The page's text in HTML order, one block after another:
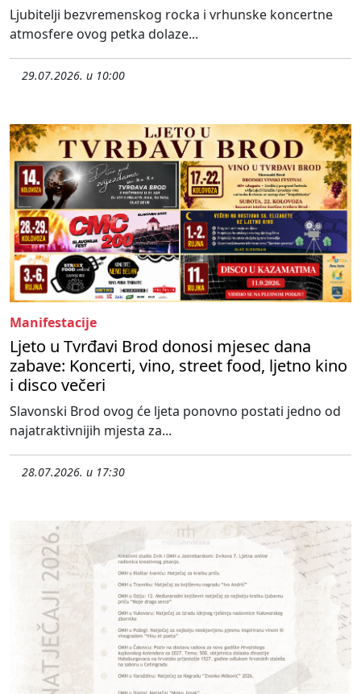
Ljubitelji bezvremenskog rocka i vrhunske koncertne
atmosfere ovog petka dolaze...
29.07.2026. u 10:00
Manifestacije
Ljeto u Tvrđavi Brod donosi mjesec dana
zabave: Koncerti, vino, street food, ljetno kino
i disco večeri
Slavonski Brod ovog će ljeta ponovno postati jedno od
najatraktivnijih mjesta za...
28.07.2026. u 17:30